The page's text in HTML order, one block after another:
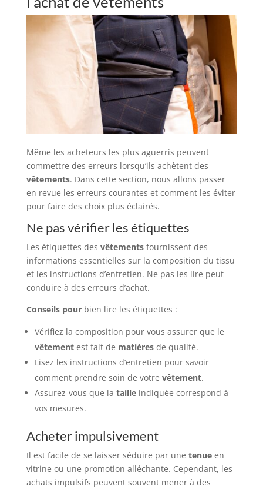
Même les acheteurs les plus aguerris peuvent
commettre des erreurs lorsqu’ils achètent des
vêtements. Dans cette section, nous allons passer
en revue les erreurs courantes et comment les éviter
pour faire des choix plus éclairés.
Ne pas vérifier les étiquettes
Les étiquettes des vêtementsfournissent des
informations essentielles sur la composition du tissu
et les instructions d’entretien. Ne pas les lire peut
conduire à des erreurs d’achat.
Conseils pourbien lire les étiquettes :
Vérifiez la composition pour vous assurer que le
vêtementest fait de matièresde qualité.
Lisez les instructions d’entretien pour savoir
comment prendre soin de votre vêtement.
Assurez-vous que la tailleindiquée correspond à
vos mesures.
Acheter impulsivement
Il est facile de se laisser séduire par une tenueen
vitrine ou une promotion alléchante. Cependant, les
achats impulsifs peuvent souvent mener à des